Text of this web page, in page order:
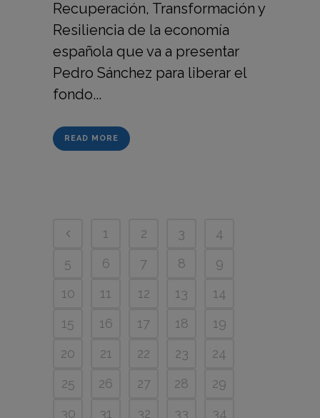
Recuperación, Transformación y
Resiliencia de la economía
española que va a presentar
Pedro Sánchez para liberar el
fondo...
READ MORE
1 2 3
4
5
6 7 8
9
10
11 12 13
14
15
16 17 18
19
20
21 22 23
24
25
26 27 28
29
30
31 32 33
34